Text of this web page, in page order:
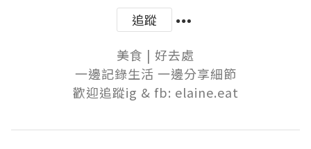
追蹤
美食 | 好去處
一邊記錄生活 一邊分享細節
歡迎追蹤ig & fb: elaine.eat